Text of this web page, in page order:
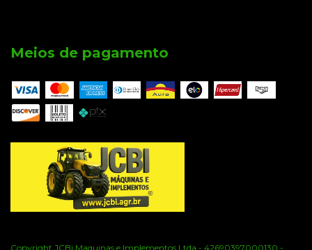
Meios de pagamento
Copyright JCBi Maquinas e Implementos Ltda - 42690397000130 -